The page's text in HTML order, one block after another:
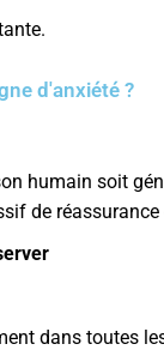
d'anxiété ?
humain soit
de
dans toutes